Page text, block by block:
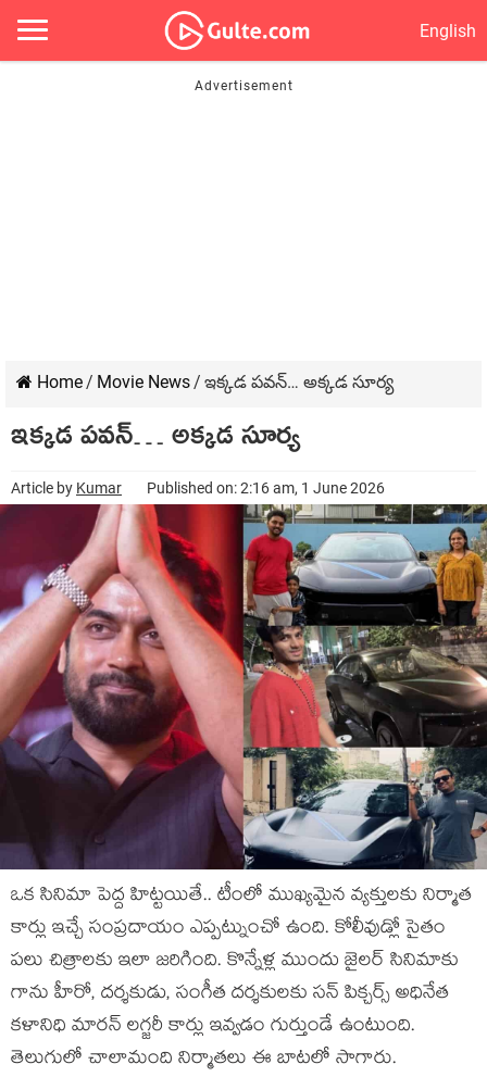
English
Home/ Movie News/ ఇక్క‌డ ప‌వ‌న్… అక్కడ సూర్య‌
ఇక్క‌డ ప‌వ‌న్… అక్కడ సూర్య‌
Article by Kumar Published on: 2:16 am, 1 June 2026
ఒక సినిమా పెద్ద హిట్ట‌యితే.. టీంలో ముఖ్య‌మైన వ్య‌క్తుల‌కు నిర్మాత
కార్లు ఇచ్చే సంప్ర‌దాయం ఎప్ప‌ట్నుంచో ఉంది. కోలీవుడ్లో సైతం
ప‌లు చిత్రాల‌కు ఇలా జ‌రిగింది. కొన్నేళ్ల ముందు జైల‌ర్ సినిమాకు
గాను హీరో, ద‌ర్శ‌కుడు, సంగీత ద‌ర్శ‌కుల‌కు స‌న్ పిక్చ‌ర్స్ అధినేత
క‌ళానిధి మార‌న్ ల‌గ్జ‌రీ కార్లు ఇవ్వ‌డం గుర్తుండే ఉంటుంది.
తెలుగులో చాలామంది నిర్మాత‌లు ఈ బాట‌లో సాగారు.